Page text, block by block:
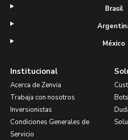
Institucional
Acerca de Zenvia
Trabaja con nosotros
Inversionistas
Condiciones Generales de
Servicio
Bots
Brasil
México